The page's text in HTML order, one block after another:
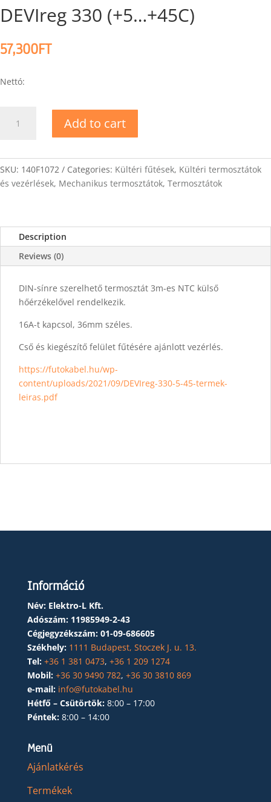
DEVIreg 330 (+5…+45C)
57,300FT
Nettó:
Add to cart
SKU: 140F1072 Categories: Kültéri fűtések, Kültéri termosztátok
és vezérlések, Mechanikus termosztátok, Termosztátok
Description
Reviews (0)
DIN-sínre szerelhető termosztát 3m-es NTC külső
hőérzékelővel rendelkezik.
16A-t kapcsol, 36mm széles.
Cső és kiegészítő felület fűtésére ajánlott vezérlés.
https://futokabel.hu/wp-
content/uploads/2021/09/DEVIreg-330-5-45-termek-
leiras.pdf
Információ
Név: Elektro-L Kft.
Adószám: 11985949-2-43
Cégjegyzékszám: 01-09-686605
Székhely: 1111 Budapest, Stoczek J. u. 13.
Tel: +36 1 381 0473, +36 1 209 1274
Mobil: +36 30 9490 782, +36 30 3810 869
e-mail: info@futokabel.hu
Hétfő – Csütörtök: 8:00 – 17:00
Péntek: 8:00 – 14:00
Menü
Ajánlatkérés
Termékek